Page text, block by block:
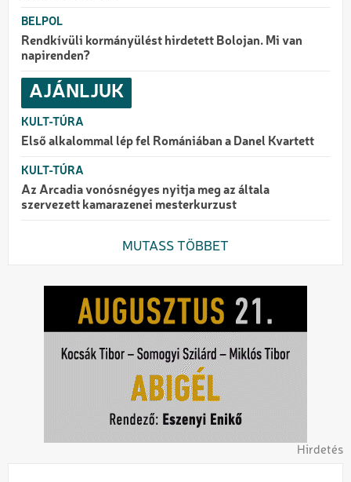
BELPOL
Rendkívüli kormányülést hirdetett Bolojan. Mi van
napirenden?
AJÁNLJUK
KULT-TÚRA
Első alkalommal lép fel Romániában a Danel Kvartett
KULT-TÚRA
Az Arcadia vonósnégyes nyitja meg az általa
szervezett kamarazenei mesterkurzust
MUTASS TÖBBET
Hirdetés